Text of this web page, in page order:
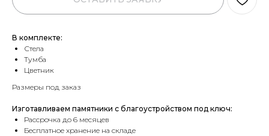
В комплекте:
Стела
Тумба
Цветник
Размеры под заказ
Изготавливаем памятники с благоустройством под ключ:
Рассрочка до 6 месяцев
Бесплатное хранение на складе